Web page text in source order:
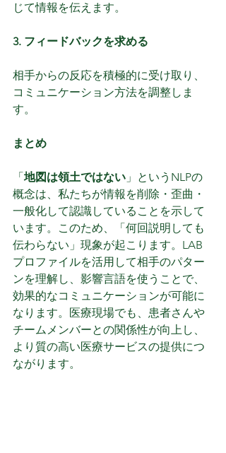
じて情報を伝えます。
3. フィードバックを求める
相手からの反応を積極的に受け取り、
コミュニケーション方法を調整しま
す。
まとめ
「地図は領土ではない 」というNLPの
概念は、私たちが情報を削除・歪曲・
一般化して認識していることを示して
います。このため、「何回説明しても
伝わらない」現象が起こります。LAB
プロファイルを活用して相手のパター
ンを理解し、影響言語を使うことで、
効果的なコミュニケーションが可能に
なります。医療現場でも、患者さんや
チームメンバーとの関係性が向上し、
より質の高い医療サービスの提供につ
ながります。